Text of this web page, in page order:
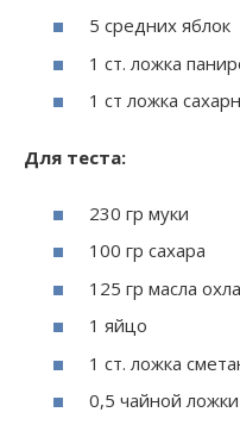
5 средних яблок
1 ст. ложка
1 ст ложка
Для теста:
230 гр муки
100 гр сахара
125 гр масла
1 яйцо
1 ст. ложка
0,5 чайной